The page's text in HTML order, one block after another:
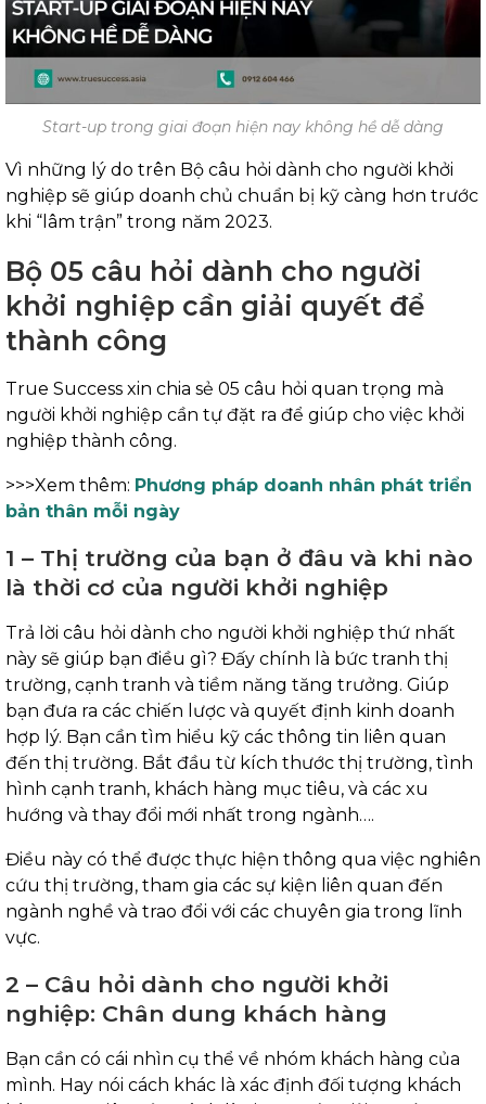
Start-up trong giai đoạn hiện nay không hề dễ dàng
Vì những lý do trên Bộ câu hỏi dành cho người khởi
nghiệp sẽ giúp doanh chủ chuẩn bị kỹ càng hơn trước
khi “lâm trận” trong năm 2023.
Bộ 05 câu hỏi dành cho người
khởi nghiệp cần giải quyết để
thành công
True Success xin chia sẻ 05 câu hỏi quan trọng mà
người khởi nghiệp cần tự đặt ra để giúp cho việc khởi
nghiệp thành công.
>>>Xem thêm: Phương pháp doanh nhân phát triển
bản thân mỗi ngày
1 – Thị trường của bạn ở đâu và khi nào
là thời cơ của người khởi nghiệp
Trả lời câu hỏi dành cho người khởi nghiệp thứ nhất
này sẽ giúp bạn điều gì? Đấy chính là bức tranh thị
trường, cạnh tranh và tiềm năng tăng trưởng. Giúp
bạn đưa ra các chiến lược và quyết định kinh doanh
hợp lý. Bạn cần tìm hiểu kỹ các thông tin liên quan
đến thị trường. Bắt đầu từ kích thước thị trường, tình
hình cạnh tranh, khách hàng mục tiêu, và các xu
hướng và thay đổi mới nhất trong ngành….
Điều này có thể được thực hiện thông qua việc nghiên
cứu thị trường, tham gia các sự kiện liên quan đến
ngành nghề và trao đổi với các chuyên gia trong lĩnh
vực.
2 – Câu hỏi dành cho người khởi
nghiệp: Chân dung khách hàng
Bạn cần có cái nhìn cụ thể về nhóm khách hàng của
mình. Hay nói cách khác là xác định đối tượng khách